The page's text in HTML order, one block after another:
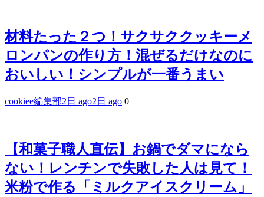
材料たった２つ！サクサククッキーメ
ロンパンの作り方！混ぜるだけなのに
おいしい！シンプルが一番うまい
cookiee編集部2日 ago2日 ago 0
【和菓子職人直伝】お鍋でダマになら
ない！レンチンで失敗した人は見て！
米粉で作る「ミルクアイスクリーム」